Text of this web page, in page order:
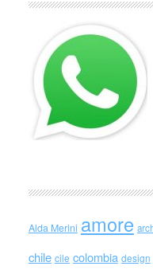
Alda Merini amore
chile cile colombia design